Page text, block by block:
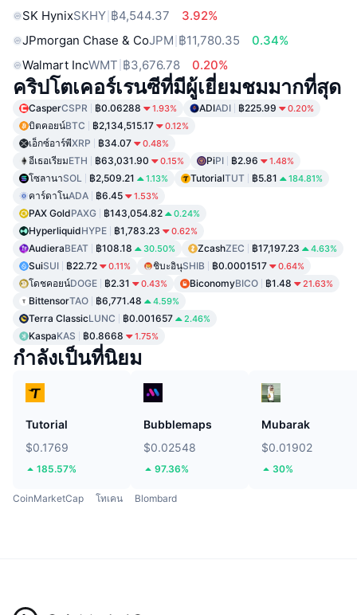
SK HynixSKHY ฿4,544.37
3.92%
JPmorgan Chase & CoJPM ฿11,780.35
0.34%
Walmart IncWMT ฿3,676.78 0.20%
คริปโตเคอร์เรนซีที่มีผู้เยี่ยมชมมากที่สุด
CasperCSPR ฿0.06288 1.93% ADIADI ฿225.99 0.20%
บิตคอยน์BTC ฿2,134,515.17 0.12%
เอ็กซ์อาร์พีXRP ฿34.07 0.48%
อีเธอเรียมETH ฿63,031.90 0.15% PiPI ฿2.96 1.48%
โซลานาSOL ฿2,509.21 1.13% TutorialTUT ฿5.81 184.81%
คาร์ดาโนADA ฿6.45 1.53%
PAX GoldPAXG ฿143,054.82 0.24%
HyperliquidHYPE ฿1,783.23 0.62%
AudieraBEAT ฿108.18 30.50% ZcashZEC ฿17,197.23 4.63%
SuiSUI ฿22.72 0.11% ชิบะอินุSHIB ฿0.0001517 0.64%
โดชคอยน์DOGE ฿2.31 0.43% BiconomyBICO ฿1.48 21.63%
BittensorTAO ฿6,771.48 4.59%
Terra ClassicLUNC ฿0.001657 2.46%
KaspaKAS ฿0.8668 1.75%
กำลังเป็นที่นิยม
Tutorial
$0.1769
185.57%
Bubblemaps
$0.02548
97.36%
Mubarak
$0.01902
30%
CoinMarketCap โทเคน Blombard